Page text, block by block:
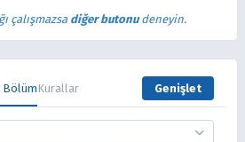
çalışmazsa diğer butonudeneyin.
BölümKurallar Genişlet